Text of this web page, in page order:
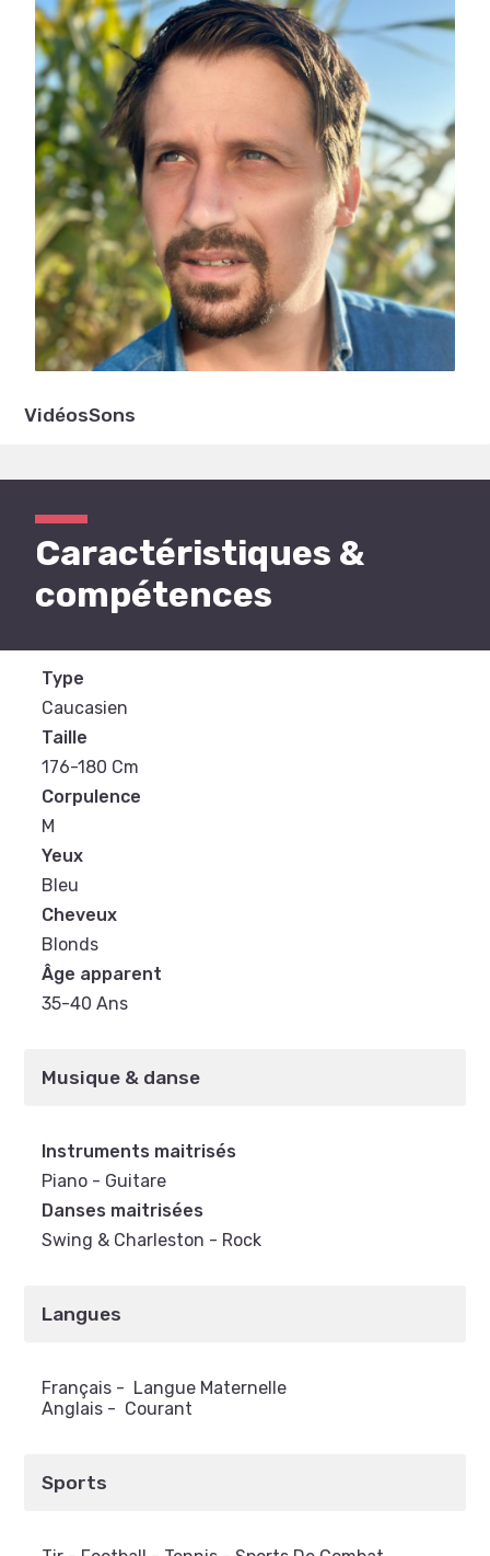
VidéosSons
Caractéristiques &
compétences
Type
Caucasien
Taille
176-180 Cm
Corpulence
M
Yeux
Bleu
Cheveux
Blonds
Âge apparent
35-40 Ans
Musique & danse
Instruments maitrisés
Piano - Guitare
Danses maitrisées
Swing & Charleston - Rock
Langues
Français - Langue Maternelle
Anglais - Courant
Sports